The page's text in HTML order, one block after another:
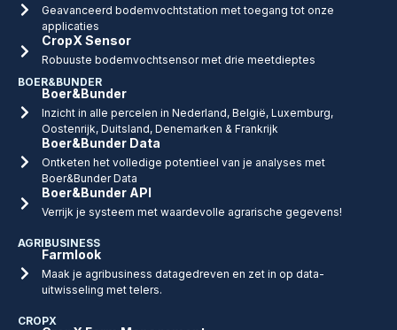
Geavanceerd bodemvochtstation met toegang tot onze
applicaties
CropX Sensor
Robuuste bodemvochtsensor met drie meetdieptes
BOER&BUNDER
Boer&Bunder
Inzicht in alle percelen in Nederland, België, Luxemburg,
Oostenrijk, Duitsland, Denemarken & Frankrijk
Boer&Bunder Data
Ontketen het volledige potentieel van je analyses met
Boer&Bunder Data
Boer&Bunder API
Verrijk je systeem met waardevolle agrarische gegevens!
AGRIBUSINESS
Farmlook
Maak je agribusiness datagedreven en zet in op data-
uitwisseling met telers.
CROPX